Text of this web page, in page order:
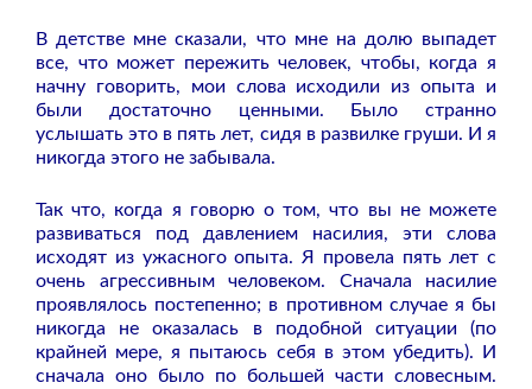
В детстве мне сказали, что мне на долю выпадет
все, что может пережить человек, чтобы, когда я
начну говорить, мои слова исходили из опыта и
были достаточно ценными. Было странно
услышать это в пять лет, сидя в развилке груши. И я
никогда этого не забывала.
Так что, когда я говорю о том, что вы не можете
развиваться под давлением насилия, эти слова
исходят из ужасного опыта. Я провела пять лет с
очень агрессивным человеком. Сначала насилие
проявлялось постепенно; в противном случае я бы
никогда не оказалась в подобной ситуации (по
крайней мере, я пытаюсь себя в этом убедить). И
сначала оно было по большей части словесным.